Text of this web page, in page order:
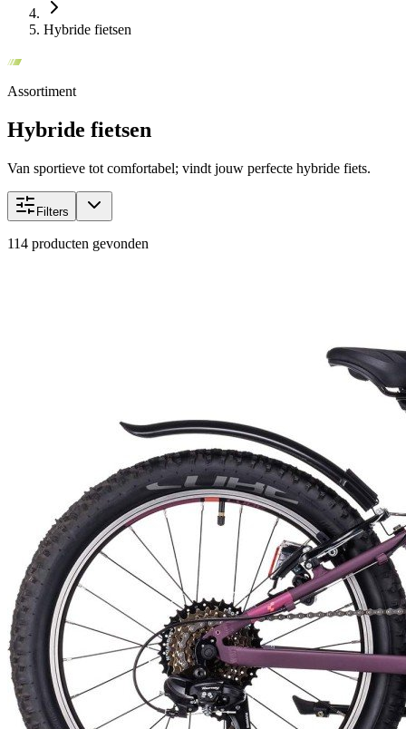
Hybride fietsen
Assortiment
Hybride fietsen
Van sportieve tot comfortabel; vindt jouw perfecte hybride fiets.
Filters
114 producten gevonden